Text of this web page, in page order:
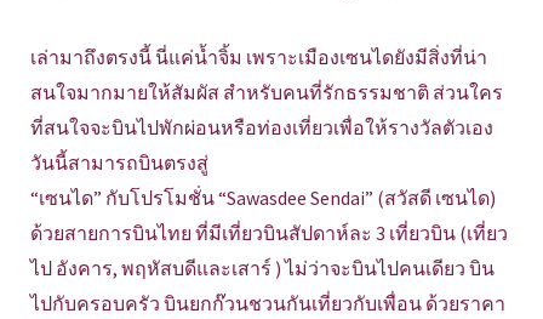
เล่ามาถึงตรงนี้ นี่แค่น้ำจิ้ม เพราะเมืองเซนไดยังมีสิ่งที่น่า
สนใจมากมายให้สัมผัส สำหรับคนที่รักธรรมชาติ ส่วนใคร
ที่สนใจจะบินไปพักผ่อนหรือท่องเที่ยวเพื่อให้รางวัลตัวเอง
วันนี้สามารถบินตรงสู่
“เซนได” กับโปรโมชั่น “Sawasdee Sendai” (สวัสดี เซนได)
ด้วยสายการบินไทย ที่มีเที่ยวบินสัปดาห์ละ 3 เที่ยวบิน (เที่ยว
ไป อังคาร, พฤหัสบดีและเสาร์ ) ไม่ว่าจะบินไปคนเดียว บิน
ไปกับครอบครัว บินยกก๊วนชวนกันเที่ยวกับเพื่อน ด้วยราคา